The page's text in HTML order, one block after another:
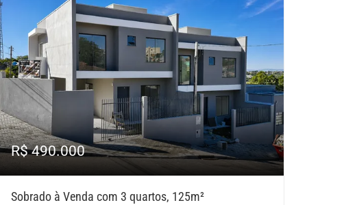
R$ 490.000
Sobrado à Venda com 3 quartos, 125m²